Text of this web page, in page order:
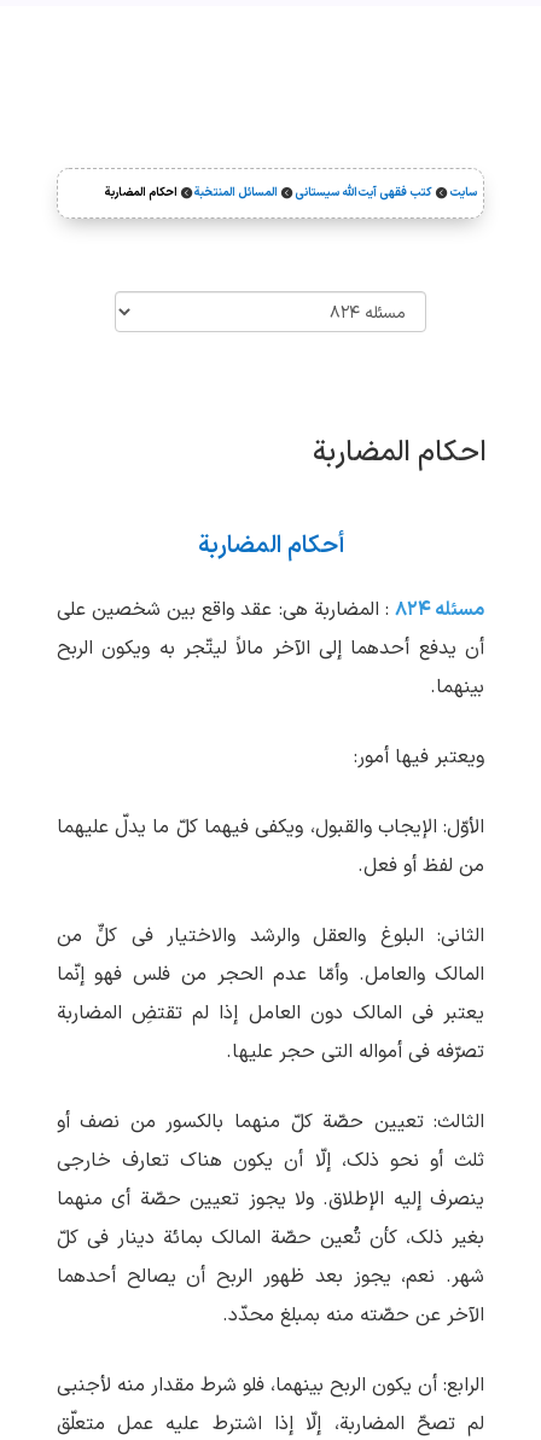
سایت  کتب فقهی آیت‌الله سیستانی  المسائل المنتخبة  احکام المضاربة
احکام المضاربة
أحکام المضاربة
مسئله ۸۲۴
: المضاربة هی: عقد واقع بین شخصین علی
أن یدفع أحدهما إلی الآخر مالاً لیتّجر به ویکون الربح
بینهما.
ویعتبر فیها أمور:
الأوّل: الإیجاب والقبول، ویکفی فیهما کلّ ما یدلّ علیهما
من لفظ أو فعل.
الثانی: البلوغ والعقل والرشد والاختیار فی کلٍّ من
المالک والعامل. وأمّا عدم الحجر من فلس فهو إنّما
یعتبر فی المالک دون العامل إذا لم تقتضِ المضاربة
تصرّفه فی أمواله التی حجر علیها.
الثالث: تعیین حصّة کلّ منهما بالکسور من نصف أو
ثلث أو نحو ذلک، إلّا أن یکون هناک تعارف خارجی
ینصرف إلیه الإطلاق. ولا یجوز تعیین حصّة أی منهما
بغیر ذلک، کأن تُعین حصّة المالک بمائة دینار فی کلّ
شهر. نعم، یجوز بعد ظهور الربح أن یصالح أحدهما
الآخر عن حصّته منه بمبلغ محدّد.
الرابع: أن یکون الربح بینهما، فلو شرط مقدار منه لأجنبی
لم تصحّ المضاربة، إلّا إذا اشترط علیه عمل متعلّق